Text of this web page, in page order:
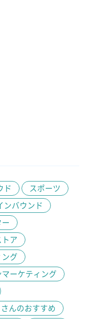
ド
スポーツ
ンバウンド
ア
グ
ーケティング
んのおすすめ